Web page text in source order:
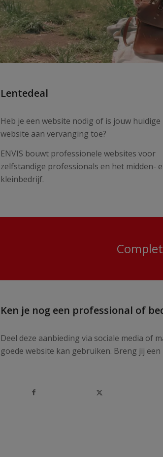
Lentedeal
Heb je een website nodig of is jouw huidige
website aan vervanging toe?
ENVIS bouwt professionele websites voor
zelfstandige professionals en het midden-
kleinbedrijf.
Ken je nog een professional of
Deel deze aanbieding via sociale media of
goede website kan gebruiken. Breng jij